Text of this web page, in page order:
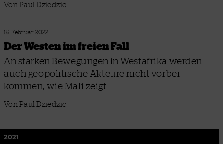
Von Paul Dziedzic
15. Februar 2022
Der Westen im freien Fall
An starken Bewegungen in Westafrika werden
auch geopolitische Akteure nicht vorbei
kommen, wie Mali zeigt
Von Paul Dziedzic
2021